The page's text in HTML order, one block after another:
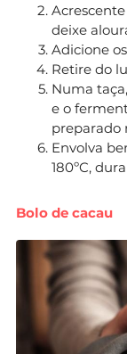
deixe
Adicione
Retire do
Numa
e o
preparado
Envolva
180ºC,
Bolo de cacau